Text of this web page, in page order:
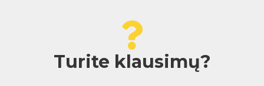
Turite klausimų?